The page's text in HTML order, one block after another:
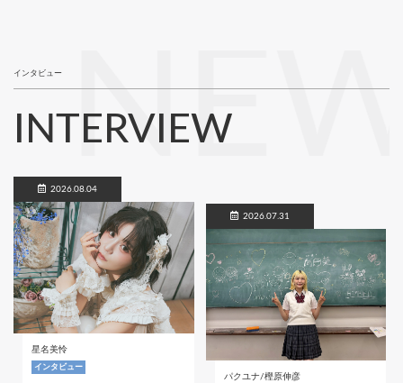
インタビュー
INTERVIEW
2026.08.04
星名美怜
インタビュー
2026.07.31
パクユナ/樫原伸彦